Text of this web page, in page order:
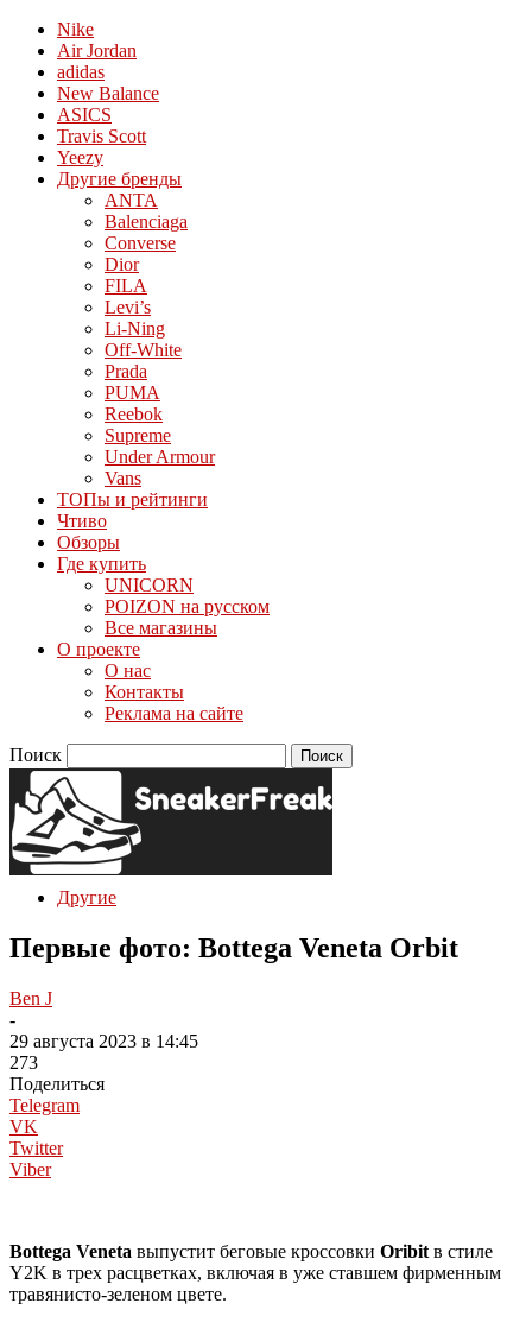
Nike
Air Jordan
adidas
New Balance
ASICS
Travis Scott
Yeezy
Другие бренды
ANTA
Balenciaga
Converse
Dior
FILA
Levi’s
Li-Ning
Off-White
Prada
PUMA
Reebok
Supreme
Under Armour
Vans
ТОПы и рейтинги
Чтиво
Обзоры
Где купить
UNICORN
POIZON на русском
Все магазины
О проекте
О нас
Контакты
Реклама на сайте
Поиск
Другие
Первые фото: Bottega Veneta Orbit
Ben J
-
29 августа 2023 в 14:45
273
Поделиться
Telegram
VK
Twitter
Viber
Bottega Veneta выпустит беговые кроссовки Oribit в стиле
Y2K в трех расцветках, включая в уже ставшем фирменным
травянисто-зеленом цвете.